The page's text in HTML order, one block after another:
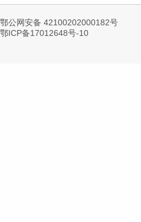
鄂公网安备 42100202000182号
鄂ICP备17012648号-10